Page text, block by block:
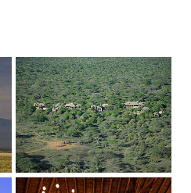
Show larger version
Show larger version